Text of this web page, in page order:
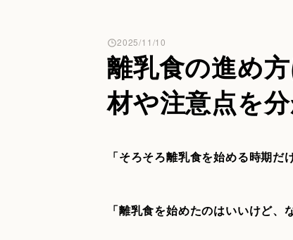
離乳食の進め
材や注意点を
2025/11/10
「そろそろ離乳食を始める時期だ
「離乳食を始めたのはいいけど